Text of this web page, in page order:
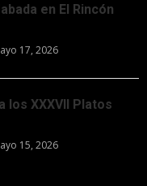
en El Rincón
17, 2026
los XXXVII Platos
15, 2026